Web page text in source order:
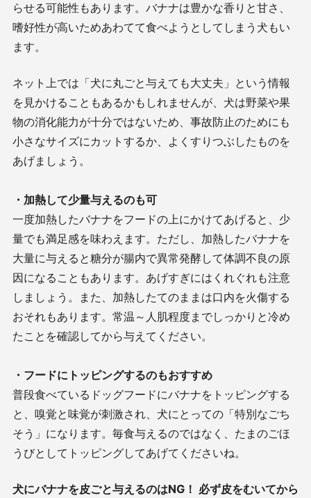
らせる可能性もあります。バナナは豊かな香りと甘さ、
嗜好性が高いためあわてて食べようとしてしまう犬もい
ます。
ネット上では「犬に丸ごと与えても大丈夫」という情報
を見かけることもあるかもしれませんが、犬は野菜や果
物の消化能力が十分ではないため、事故防止のためにも
小さなサイズにカットするか、よくすりつぶしたものを
あげましょう。
・加熱して少量与えるのも可
一度加熱したバナナをフードの上にかけてあげると、少
量でも満足感を味わえます。ただし、加熱したバナナを
大量に与えると糖分が腸内で異常発酵して体調不良の原
因になることもあります。あげすぎにはくれぐれも注意
しましょう。また、加熱したてのままは口内を火傷する
おそれもあります。常温～人肌程度までしっかりと冷め
たことを確認してから与えてください。
・フードにトッピングするのもおすすめ
普段食べているドッグフードにバナナをトッピングする
と、嗅覚と味覚が刺激され、犬にとっての「特別なごち
そう」になります。毎食与えるのではなく、たまのごほ
うびとしてトッピングしてあげてくださいね。
犬にバナナを皮ごと与えるのはNG！ 必ず皮をむいてから